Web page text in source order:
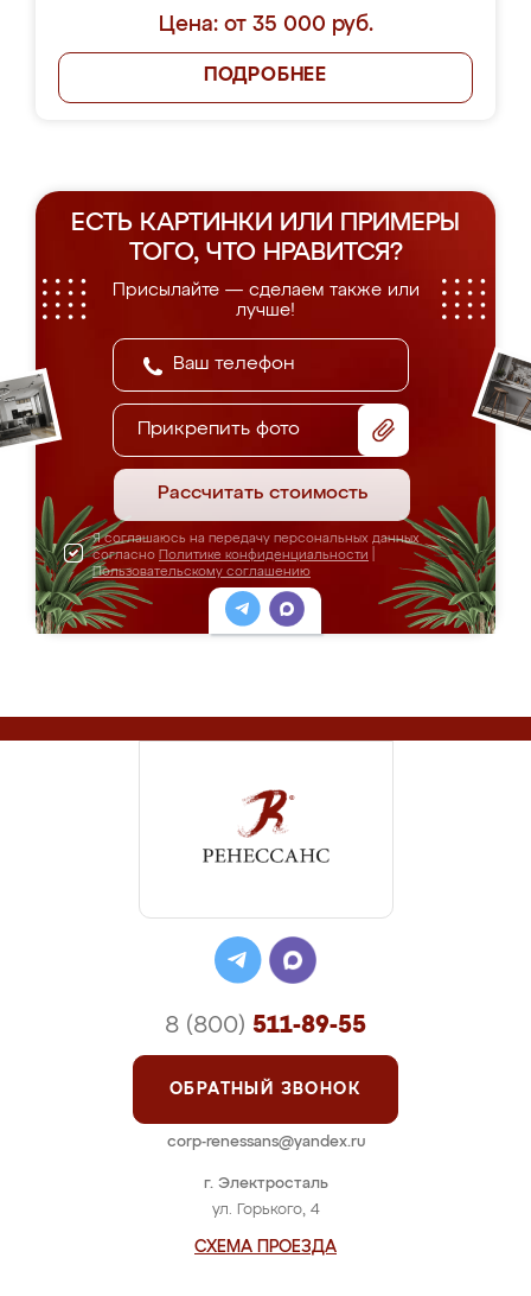
Цена: от 35 000 руб.
ПОДРОБНЕЕ
ЕСТЬ КАРТИНКИ ИЛИ ПРИМЕРЫ
ТОГО, ЧТО НРАВИТСЯ?
Присылайте — сделаем также или
лучше!
Прикрепить фото
Рассчитать стоимость
Я соглашаюсь на передачу персональных данных
согласно Политике конфиденциальности
Пользовательскому соглашению
г. Электросталь
ул. Горького, 4
СХЕМА ПРОЕЗДА
8 (800) 511-89-55
ОБРАТНЫЙ ЗВОНОК
corp-renessans@yandex.ru